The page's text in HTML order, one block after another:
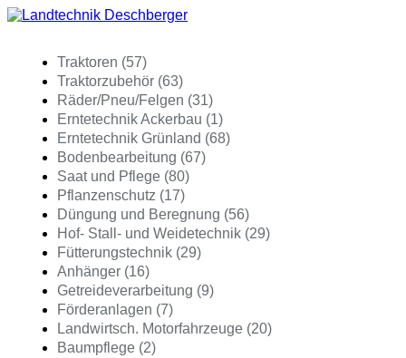
Traktoren (57)
Traktorzubehör (63)
Räder/Pneu/Felgen (31)
Erntetechnik Ackerbau (1)
Erntetechnik Grünland (68)
Bodenbearbeitung (67)
Saat und Pflege (80)
Pflanzenschutz (17)
Düngung und Beregnung (56)
Hof- Stall- und Weidetechnik (29)
Fütterungstechnik (29)
Anhänger (16)
Getreideverarbeitung (9)
Förderanlagen (7)
Landwirtsch. Motorfahrzeuge (20)
Baumpflege (2)